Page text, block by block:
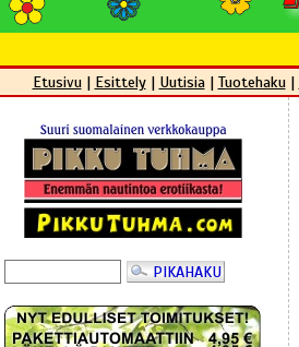
Etusivu| Esittely| Uutisia| Tuotehaku|